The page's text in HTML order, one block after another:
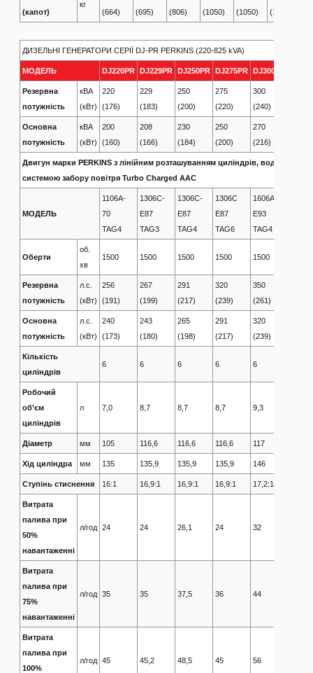
(капот)
кг
(664)
(695)
(806)
(1050)
(1050)
(1116)
ДИЗЕЛЬНІ ГЕНЕРАТОРИ СЕРІЇ DJ-PR PERKINS (220-825 kVA)
МОДЕЛЬ DJ220PR DJ229PR DJ250PR DJ275PR DJ300PR
Резервна
потужність
кВА
(кВт)
220
(176)
229
(183)
250
(200)
275
(220)
300
(240)
Основна
потужність
кВА
(кВт)
200
(160)
208
(166)
230
(184)
250
(200)
270
(216)
Двигун марки PERKINS з лінійним розташуванням циліндрів, водяною
системою забору повітря Turbo Charged AAC
МОДЕЛЬ
1106A-
70
TAG4
1306С-
E87
TAG3
1306C-
E87
TAG4
1306С
E87
TAG6
1606A
E93
TAG4
Оберти
об.
хв
1500 1500 1500 1500 1500
Резервна
потужність
л.с.
(кВт)
256
(191)
267
(199)
291
(217)
320
(239)
350
(261)
Основна
потужність
л.с.
(кВт)
240
(173)
243
(180)
265
(198)
291
(217)
320
(239)
Кількість
циліндрів
6 6 6 6 6
Робочий
об’єм
циліндрів
л 7,0 8,7 8,7 8,7 9,3
Діаметр мм 105 116,6 116,6 116,6 117
Хід циліндра мм 135 135,9 135,9 135,9 146
Ступінь стиснення 16:1 16,9:1 16,9:1 16,9:1 17,2:1
Витрата
палива при
50%
навантаженні
л/год 24 24 26,1 24 32
Витрата
палива при
75%
навантаженні
л/год 35 35 37,5 36 44
Витрата
палива при
100%
л/год 45 45,2 48,5 45 56